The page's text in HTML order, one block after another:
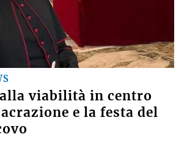
viabilità in centro
e la festa del